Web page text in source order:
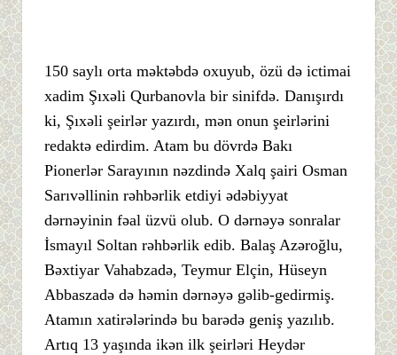
150 saylı orta məktəbdə oxuyub, özü də ictimai
xadim Şıxəli Qurbanovla bir sinifdə. Danışırdı
ki, Şıxəli şeirlər yazırdı, mən onun şeirlərini
redaktə edirdim. Atam bu dövrdə Bakı
Pionerlər Sarayının nəzdində Xalq şairi Osman
Sarıvəllinin rəhbərlik etdiyi ədəbiyyat
dərnəyinin fəal üzvü olub. O dərnəyə sonralar
İsmayıl Soltan rəhbərlik edib. Balaş Azəroğlu,
Bəxtiyar Vahabzadə, Teymur Elçin, Hüseyn
Abbaszadə də həmin dərnəyə gəlib-gedirmiş.
Atamın xatirələrində bu barədə geniş yazılıb.
Artıq 13 yaşında ikən ilk şeirləri Heydər